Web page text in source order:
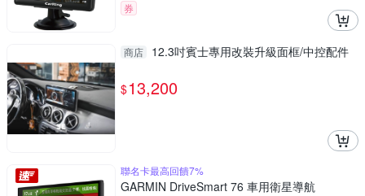
券
商店 12.3吋賓士專用改裝升級面框/中控配件
$13,200
聯名卡最高回饋7%
GARMIN DriveSmart 76 車用衛星導航